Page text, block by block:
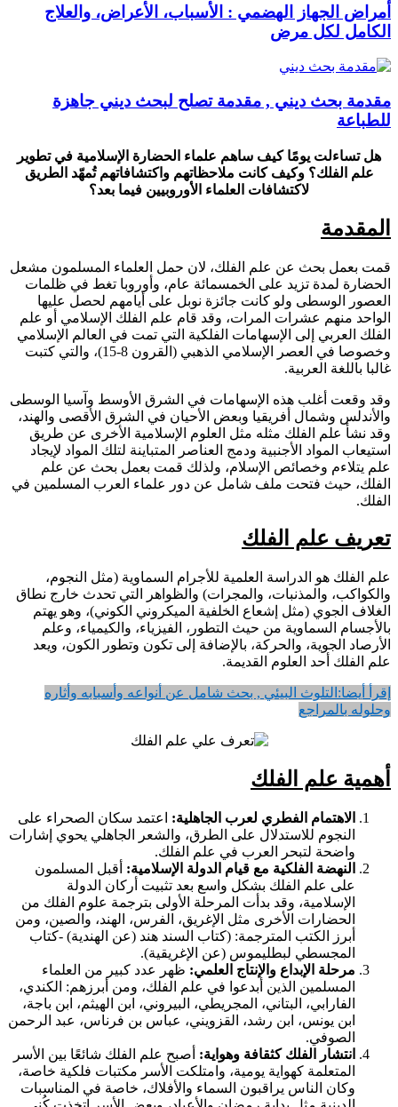
أمراض الجهاز الهضمي : الأسباب، الأعراض، والعلاج
الكامل لكل مرض
مقدمة بحث ديني , مقدمة تصلح لبحث ديني جاهزة
للطباعة
هل تساءلت يومًا كيف ساهم علماء الحضارة الإسلامية في تطوير
علم الفلك؟ وكيف كانت ملاحظاتهم واكتشافاتهم تُمهّد الطريق
لاكتشافات العلماء الأوروبيين فيما بعد؟
المقدمة
قمت بعمل بحث عن علم الفلك، لان حمل العلماء المسلمون مشعل
الحضارة لمدة تزيد على الخمسمائة عام، وأوروبا تغط في ظلمات
العصور الوسطى ولو كانت جائزة نوبل على أيامهم لحصل عليها
الواحد منهم عشرات المرات، وقد قام علم الفلك الإسلامي أو علم
الفلك العربي إلى الإسهامات الفلكية التي تمت في العالم الإسلامي
وخصوصا في العصر الإسلامي الذهبي (القرون 8-15)، والتي كتبت
غالبا باللغة العربية.
وقد وقعت أغلب هذه الإسهامات في الشرق الأوسط وآسيا الوسطى
والأندلس وشمال أفريقيا وبعض الأحيان في الشرق الأقصى والهند،
وقد نشأ علم الفلك مثله مثل العلوم الإسلامية الأخرى عن طريق
استيعاب المواد الأجنبية ودمج العناصر المتباينة لتلك المواد لإيجاد
علم يتلاءم وخصائص الإسلام، ولذلك قمت بعمل بحث عن علم
الفلك، حيث فتحت ملف شامل عن دور علماء العرب المسلمين في
الفلك.
تعريف علم الفلك
علم الفلك هو الدراسة العلمية للأجرام السماوية (مثل النجوم،
والكواكب، والمذنبات، والمجرات) والظواهر التي تحدث خارج نطاق
الغلاف الجوي (مثل إشعاع الخلفية الميكروني الكوني)، وهو يهتم
بالأجسام السماوية من حيث التطور، الفيزياء، والكيمياء، وعلم
الأرصاد الجوية، والحركة، بالإضافة إلى تكون وتطور الكون، ويعد
علم الفلك أحد العلوم القديمة.
إقرأ أيضا: التلوث البيئي , بحث شامل عن أنواعه وأسبابه وأثاره
وحلوله بالمراجع
أهمية علم الفلك
الاهتمام الفطري لعرب الجاهلية:
اعتمد سكان الصحراء على
النجوم للاستدلال على الطرق، والشعر الجاهلي يحوي إشارات
واضحة لتبحر العرب في علم الفلك.
النهضة الفلكية مع قيام الدولة الإسلامية: أقبل المسلمون
على علم الفلك بشكل واسع بعد تثبيت أركان الدولة
الإسلامية، وقد بدأت المرحلة الأولى بترجمة علوم الفلك من
الحضارات الأخرى مثل الإغريق، الفرس، الهند، والصين، ومن
أبرز الكتب المترجمة: (كتاب السند هند (عن الهندية) -كتاب
المجسطي لبطليموس (عن الإغريقية).
مرحلة الإبداع والإنتاج العلمي: ظهر عدد كبير من العلماء
المسلمين الذين أبدعوا في علم الفلك، ومن أبرزهم: الكندي،
الفارابي، البتاني، المجريطي، البيروني، ابن الهيثم، ابن باجة،
ابن يونس، ابن رشد، القزويني، عباس بن فرناس، عبد الرحمن
الصوفي.
انتشار الفلك كثقافة وهواية: أصبح علم الفلك شائعًا بين الأسر
المتعلمة كهواية يومية، وامتلكت الأسر مكتبات فلكية خاصة،
وكان الناس يراقبون السماء والأفلاك، خاصة في المناسبات